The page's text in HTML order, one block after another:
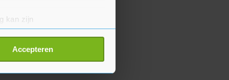
kan zijn
detailgedeelte
Accepteren